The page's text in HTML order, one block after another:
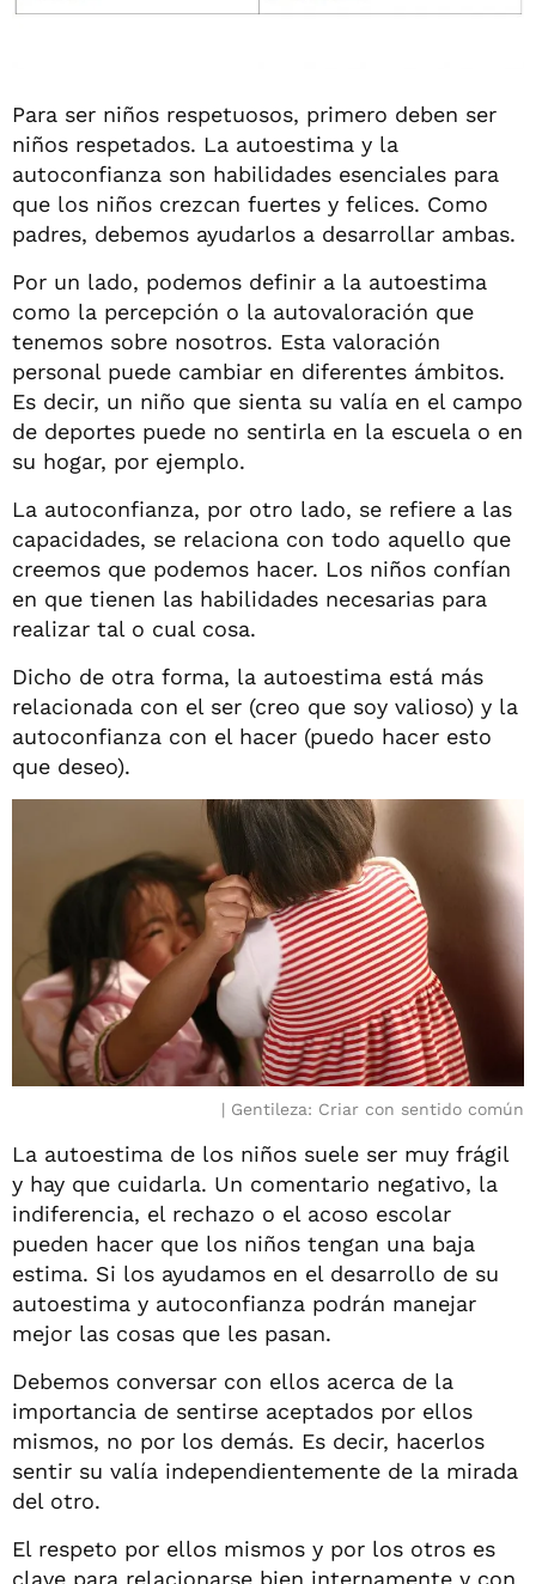
Para ser niños respetuosos, primero deben ser
niños respetados. La autoestima y la
autoconfianza son habilidades esenciales para
que los niños crezcan fuertes y felices. Como
padres, debemos ayudarlos a desarrollar ambas.
Por un lado, podemos definir a la autoestima
como la percepción o la autovaloración que
tenemos sobre nosotros. Esta valoración
personal puede cambiar en diferentes ámbitos.
Es decir, un niño que sienta su valía en el campo
de deportes puede no sentirla en la escuela o en
su hogar, por ejemplo.
La autoconfianza, por otro lado, se refiere a las
capacidades, se relaciona con todo aquello que
creemos que podemos hacer. Los niños confían
en que tienen las habilidades necesarias para
realizar tal o cual cosa.
Dicho de otra forma, la autoestima está más
relacionada con el ser (creo que soy valioso) y la
autoconfianza con el hacer (puedo hacer esto
que deseo).
Gentileza: Criar con sentido común
La autoestima de los niños suele ser muy frágil
y hay que cuidarla. Un comentario negativo, la
indiferencia, el rechazo o el acoso escolar
pueden hacer que los niños tengan una baja
estima. Si los ayudamos en el desarrollo de su
autoestima y autoconfianza podrán manejar
mejor las cosas que les pasan.
Debemos conversar con ellos acerca de la
importancia de sentirse aceptados por ellos
mismos, no por los demás. Es decir, hacerlos
sentir su valía independientemente de la mirada
del otro.
El respeto por ellos mismos y por los otros es
clave para relacionarse bien internamente y con